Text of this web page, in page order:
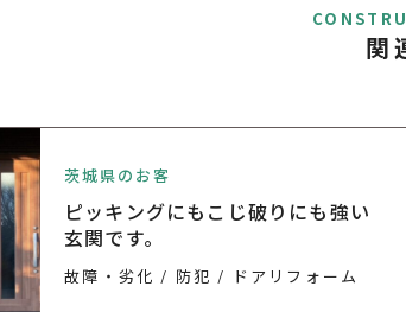
関
茨城県のお客
ピッキングにもこじ破りにも強い
玄関です。
故障・劣化 防犯 ドアリフォーム